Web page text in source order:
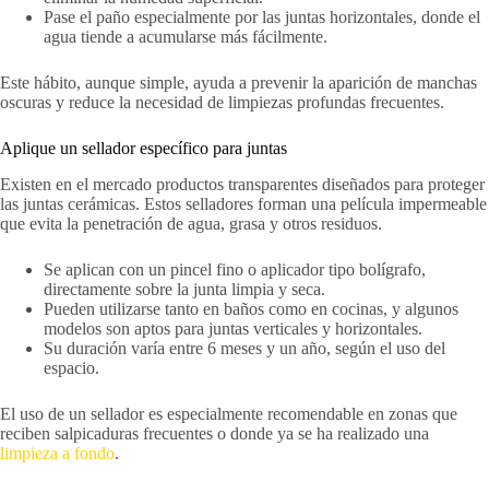
Pase el paño especialmente por las juntas horizontales, donde el
agua tiende a acumularse más fácilmente.
Este hábito, aunque simple, ayuda a prevenir la aparición de manchas
oscuras y reduce la necesidad de limpiezas profundas frecuentes.
Aplique un sellador específico para juntas
Existen en el mercado productos transparentes diseñados para proteger
las juntas cerámicas. Estos selladores forman una película impermeable
que evita la penetración de agua, grasa y otros residuos.
Se aplican con un pincel fino o aplicador tipo bolígrafo,
directamente sobre la junta limpia y seca.
Pueden utilizarse tanto en baños como en cocinas, y algunos
modelos son aptos para juntas verticales y horizontales.
Su duración varía entre 6 meses y un año, según el uso del
espacio.
El uso de un sellador es especialmente recomendable en zonas que
reciben salpicaduras frecuentes o donde ya se ha realizado una
limpieza a fondo.